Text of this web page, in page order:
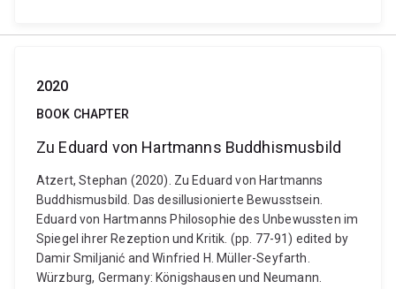
2020
BOOK CHAPTER
Zu Eduard von Hartmanns Buddhismusbild
Atzert, Stephan (2020). Zu Eduard von Hartmanns
Buddhismusbild. Das desillusionierte Bewusstsein.
Eduard von Hartmanns Philosophie des Unbewussten im
Spiegel ihrer Rezeption und Kritik. (pp. 77-91) edited by
Damir Smiljanić and Winfried H. Müller-Seyfarth.
Würzburg, Germany: Königshausen und Neumann.